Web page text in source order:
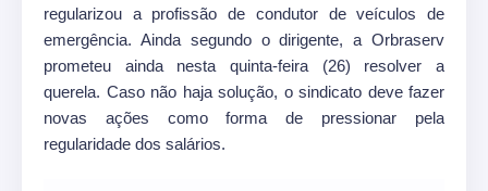
regularizou a profissão de condutor de veículos de
emergência. Ainda segundo o dirigente, a Orbraserv
prometeu ainda nesta quinta-feira (26) resolver a
querela. Caso não haja solução, o sindicato deve fazer
novas ações como forma de pressionar pela
regularidade dos salários.